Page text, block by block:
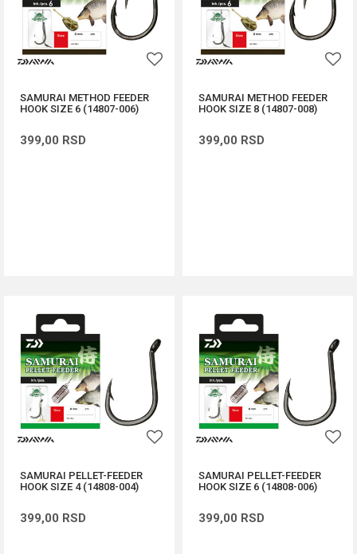
SAMURAI METHOD FEEDER
HOOK SIZE 6 (14807-006)
399,00 RSD
SAMURAI METHOD FEEDER
HOOK SIZE 8 (14807-008)
399,00 RSD
SAMURAI PELLET-FEEDER
HOOK SIZE 4 (14808-004)
399,00 RSD
SAMURAI PELLET-FEEDER
HOOK SIZE 6 (14808-006)
399,00 RSD